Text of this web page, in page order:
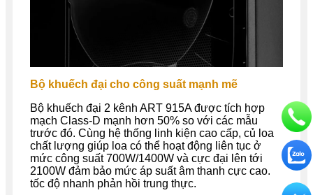
Bộ khuếch đại cho công suất mạnh mẽ
Bộ khuếch đại 2 kênh ART 915A được tích hợp
mạch Class-D mạnh hơn 50% so với các mẫu
trước đó. Cùng hệ thống linh kiện cao cấp, củ loa
chất lượng giúp loa có thể hoạt động liên tục ở
mức công suất 700W/1400W và cực đại lên tới
2100W đảm bảo mức áp suất âm thanh cực cao.
tốc độ nhanh phản hồi trung thực.